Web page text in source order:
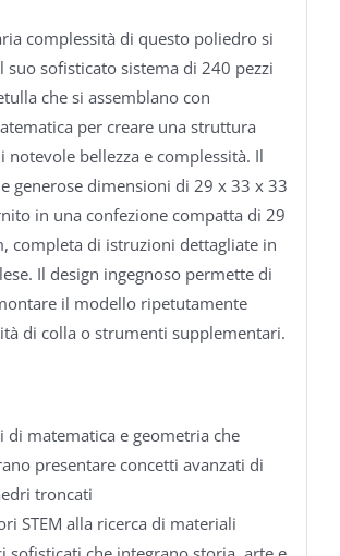
complessità di questo poliedro si
suo sofisticato sistema di 240 pezzi
che si assemblano con
per creare una struttura
notevole bellezza e complessità. Il
generose dimensioni di 29 x 33 x 33
in una confezione compatta di 29
completa di istruzioni dettagliate in
Il design ingegnoso permette di
il modello ripetutamente
di colla o strumenti supplementari.
di matematica e geometria che
presentare concetti avanzati di
troncati
STEM alla ricerca di materiali